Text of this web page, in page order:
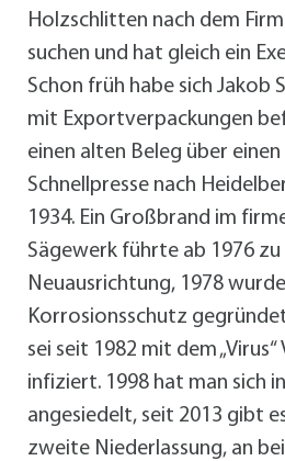
Holzschlitten nach dem
suchen und hat gleich ein
Schon früh habe sich Jakob
mit Exportverpackungen
einen alten Beleg über
Schnellpresse nach
1934. Ein Großbrand im
Sägewerk führte ab 1976 zu
Neuausrichtung, 1978
Korrosionsschutz
sei seit 1982 mit dem
infiziert. 1998 hat man sich
angesiedelt, seit 2013 gibt
zweite Niederlassung, an